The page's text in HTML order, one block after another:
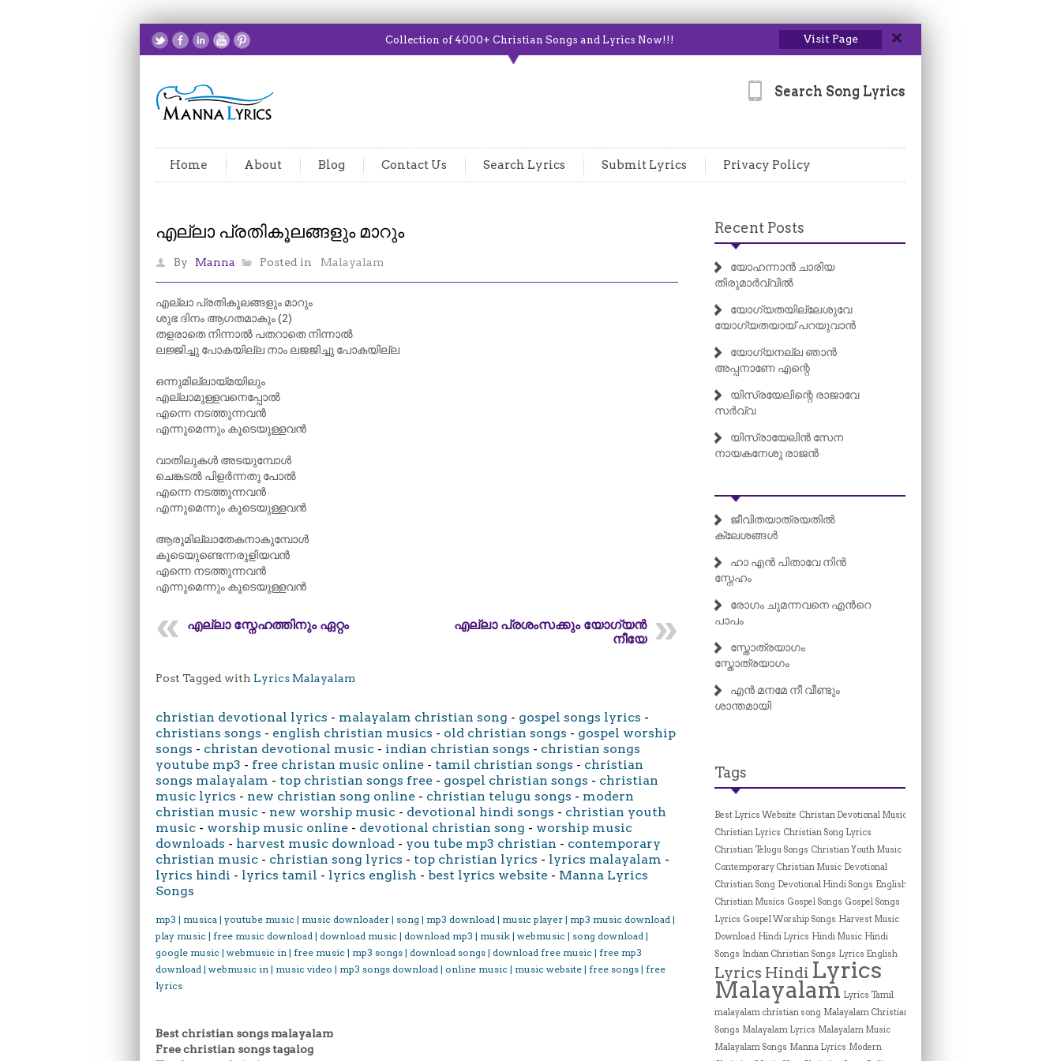
Collection of 4000+ Christian Songs and Lyrics Now!!! Visit Page
Search Song Lyrics
Home About Blog Contact Us Search Lyrics Submit Lyrics Privacy Policy
എല്ലാ പ്രതികൂലങ്ങളും മാറും
By Manna Posted in Malayalam
എല്ലാ പ്രതികൂലങ്ങളും മാറും
ശുഭ ദിനം ആഗതമാകും (2)
തളരാതെ നിന്നാൽ പതറാതെ നിന്നാൽ
ലജ്ജിച്ചു പോകയില്ല നാം ലജജിച്ചു പോകയില്ല
ഒന്നുമില്ലായ്മയിലും
എല്ലാമുള്ളവനെപ്പോൽ
എന്നെ നടത്തുന്നവൻ
എന്നുമെന്നും കൂടെയുള്ളവൻ
വാതിലുകൾ അടയുമ്പോൾ
ചെങ്കടൽ പിളർന്നതു പോൽ
എന്നെ നടത്തുന്നവൻ
എന്നുമെന്നും കൂടെയുള്ളവൻ
ആരുമില്ലാതേകനാകുമ്പോൾ
കൂടെയുണ്ടെന്നരുളിയവൻ
എന്നെ നടത്തുന്നവൻ
എന്നുമെന്നും കൂടെയുള്ളവൻ
എല്ലാ സ്നേഹത്തിനും ഏറ്റം
എല്ലാ പ്രശംസക്കും യോഗ്യൻ
നീയേ
Post Tagged with Lyrics Malayalam
christian devotional lyrics - malayalam christian song - gospel songs lyrics -
christians songs - english christian musics - old christian songs - gospel worship
songs - christan devotional music - indian christian songs - christian songs
youtube mp3 - free christan music online - tamil christian songs - christian
songs malayalam - top christian songs free - gospel christian songs - christian
music lyrics - new christian song online - christian telugu songs - modern
christian music - new worship music - devotional hindi songs - christian youth
music - worship music online - devotional christian song - worship music
downloads - harvest music download - you tube mp3 christian - contemporary
christian music - christian song lyrics - top christian lyrics - lyrics malayalam -
lyrics hindi - lyrics tamil - lyrics english - best lyrics website - Manna Lyrics
Songs
mp3 | musica | youtube music | music downloader | song | mp3 download | music player | mp3 music download |
play music | free music download | download music | download mp3 | musik | webmusic | song download |
google music | webmusic in | free music | mp3 songs | download songs | download free music | free mp3
download | webmusic in | music video | mp3 songs download | online music | music website | free songs | free
lyrics
Best christian songs malayalam
Free christian songs tagalog
Recent Posts
യോഹന്നാൻ ചാരിയ
തിരുമാർവ്വിൽ
യോഗ്യതയില്ലേശുവേ
യോഗ്യതയായ് പറയുവാൻ
യോഗ്യനല്ല ഞാൻ
അപ്പനാണേ എന്റെ
യിസ്രയേലിന്റെ രാജാവേ
സർവ്വ
യിസ്രായേലിൻ സേന
നായകനേശു രാജൻ
ജീവിതയാത്രയതിൽ
ക്ലേശങ്ങൾ
ഹാ എൻ പിതാവേ നിൻ
സ്നേഹം
രോഗം ചുമന്നവനെ എന്‍റെ
പാപം
സ്തോത്രയാഗം
സ്തോത്രയാഗം
എൻ മനമേ നീ വീണ്ടും
ശാന്തമായി
Tags
Best Lyrics Website Christan Devotional Music
Christian Lyrics Christian Song Lyrics
Christian Telugu Songs Christian Youth Music
Contemporary Christian Music Devotional
Christian Song Devotional Hindi Songs English
Christian Musics Gospel Songs Gospel Songs
Lyrics Gospel Worship Songs Harvest Music
Download Hindi Lyrics Hindi Music Hindi
Songs Indian Christian Songs Lyrics English
Lyrics Hindi Lyrics
Malayalam Lyrics Tamil
malayalam christian song Malayalam Christian
Songs Malayalam Lyrics Malayalam Music
Malayalam Songs Manna Lyrics Modern